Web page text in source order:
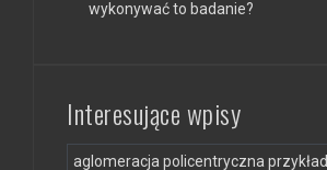
wykonywać to badanie?
Interesujące wpisy
aglomeracja policentryczna